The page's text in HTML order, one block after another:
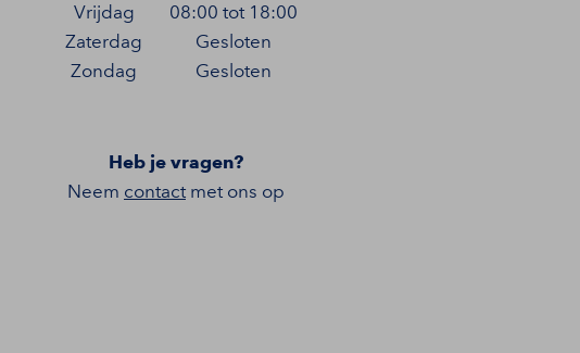
Vrijdag
Zaterdag
Zondag
08:00 tot 18:00
Gesloten
Gesloten
Heb je vragen?
Neem contact met ons op